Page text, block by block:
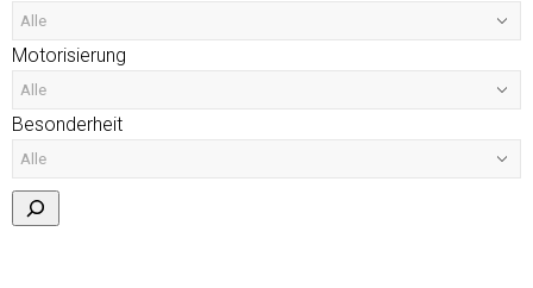
Motorisierung
Besonderheit